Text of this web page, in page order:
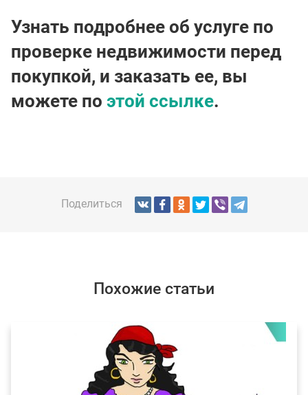
Узнать подробнее об услуге по
проверке недвижимости перед
покупкой, и заказать ее, вы
можете по этой ссылке.
Поделиться
Похожие статьи